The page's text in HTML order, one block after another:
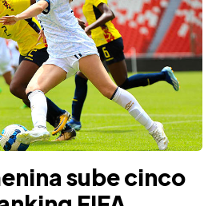
sube cinco